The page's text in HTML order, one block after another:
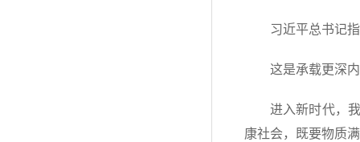
习近平总书记
这是承载更深
进入新时代，
康社会，既要物质